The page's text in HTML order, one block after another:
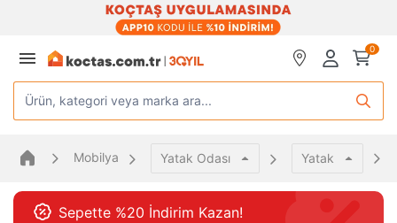
0
Ürün, kategori veya marka ara...
Mobilya Yatak Odası Yatak
Sepette %20 İndirim Kazan!